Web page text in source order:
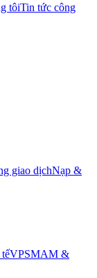
tôiTin tức công
giao dịchNạp &
VPSMAM &